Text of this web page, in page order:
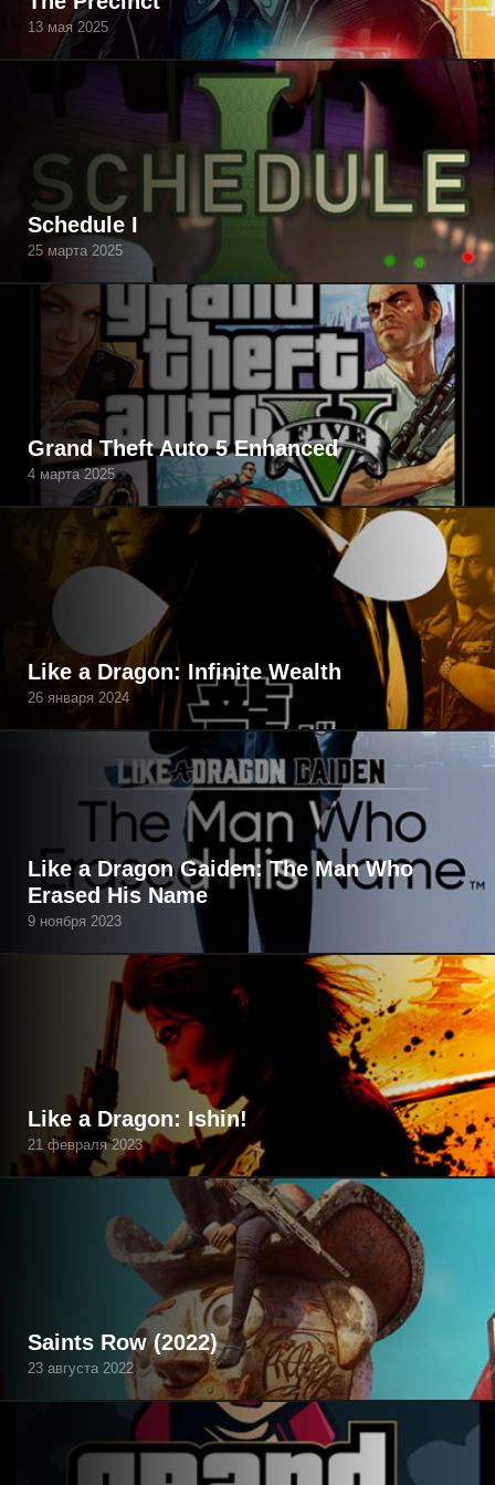
13 мая 2025
Schedule I
25 марта 2025
Grand Theft Auto 5 Enhanced
4 марта 2025
Like a Dragon: Infinite Wealth
26 января 2024
Like a Dragon Gaiden: The Man Who
Erased His Name
9 ноября 2023
Like a Dragon: Ishin!
21 февраля 2023
Saints Row (2022)
23 августа 2022